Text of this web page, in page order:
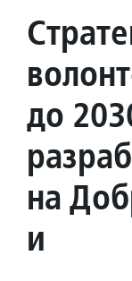
до
на
и